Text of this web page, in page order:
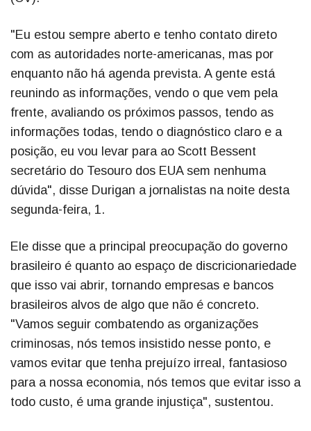
"Eu estou sempre aberto e tenho contato direto
com as autoridades norte-americanas, mas por
enquanto não há agenda prevista. A gente está
reunindo as informações, vendo o que vem pela
frente, avaliando os próximos passos, tendo as
informações todas, tendo o diagnóstico claro e a
posição, eu vou levar para ao Scott Bessent
secretário do Tesouro dos EUA sem nenhuma
dúvida", disse Durigan a jornalistas na noite desta
segunda-feira, 1.
Ele disse que a principal preocupação do governo
brasileiro é quanto ao espaço de discricionariedade
que isso vai abrir, tornando empresas e bancos
brasileiros alvos de algo que não é concreto.
"Vamos seguir combatendo as organizações
criminosas, nós temos insistido nesse ponto, e
vamos evitar que tenha prejuízo irreal, fantasioso
para a nossa economia, nós temos que evitar isso a
todo custo, é uma grande injustiça", sustentou.